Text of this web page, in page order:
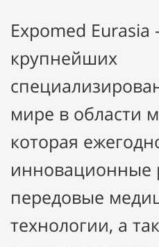
Expomed
крупнейших
мире в области
которая
инновационные
передовые
технологии, а